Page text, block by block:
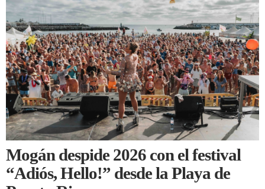
Mogán despide 2026 con el festival
“Adiós, Hello!” desde la Playa de